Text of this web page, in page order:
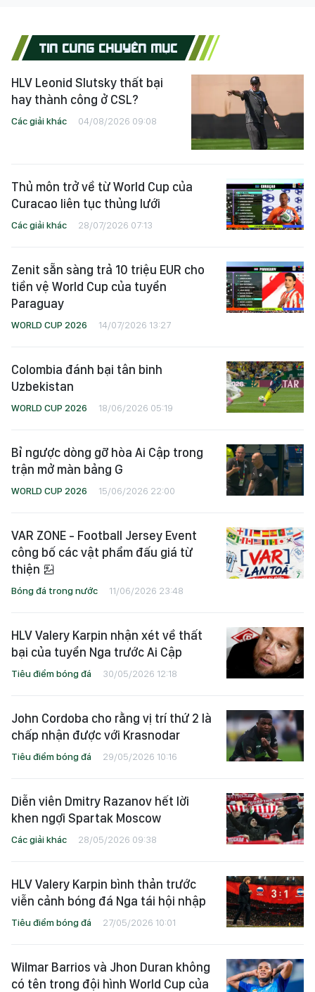
TIN CÙNG CHUYÊN MỤC
HLV Leonid Slutsky thất bại
hay thành công ở CSL?
Các giải khác 04/08/2026 09:08
Thủ môn trở về từ World Cup của
Curacao liên tục thủng lưới
Các giải khác 28/07/2026 07:13
Zenit sẵn sàng trả 10 triệu EUR cho
tiền vệ World Cup của tuyển
Paraguay
WORLD CUP 2026 14/07/2026 13:27
Colombia đánh bại tân binh
Uzbekistan
WORLD CUP 2026 18/06/2026 05:19
Bỉ ngược dòng gỡ hòa Ai Cập trong
trận mở màn bảng G
WORLD CUP 2026 15/06/2026 22:00
VAR ZONE - Football Jersey Event
công bố các vật phẩm đấu giá từ
thiện
Bóng đá trong nước 11/06/2026 23:48
HLV Valery Karpin nhận xét về thất
bại của tuyển Nga trước Ai Cập
Tiêu điểm bóng đá 30/05/2026 12:18
John Cordoba cho rằng vị trí thứ 2 là
chấp nhận được với Krasnodar
Tiêu điểm bóng đá 29/05/2026 10:16
Diễn viên Dmitry Razanov hết lời
khen ngợi Spartak Moscow
Các giải khác 28/05/2026 09:38
HLV Valery Karpin bình thản trước
viễn cảnh bóng đá Nga tái hội nhập
Tiêu điểm bóng đá 27/05/2026 10:01
Wilmar Barrios và Jhon Duran không
có tên trong đội hình World Cup của